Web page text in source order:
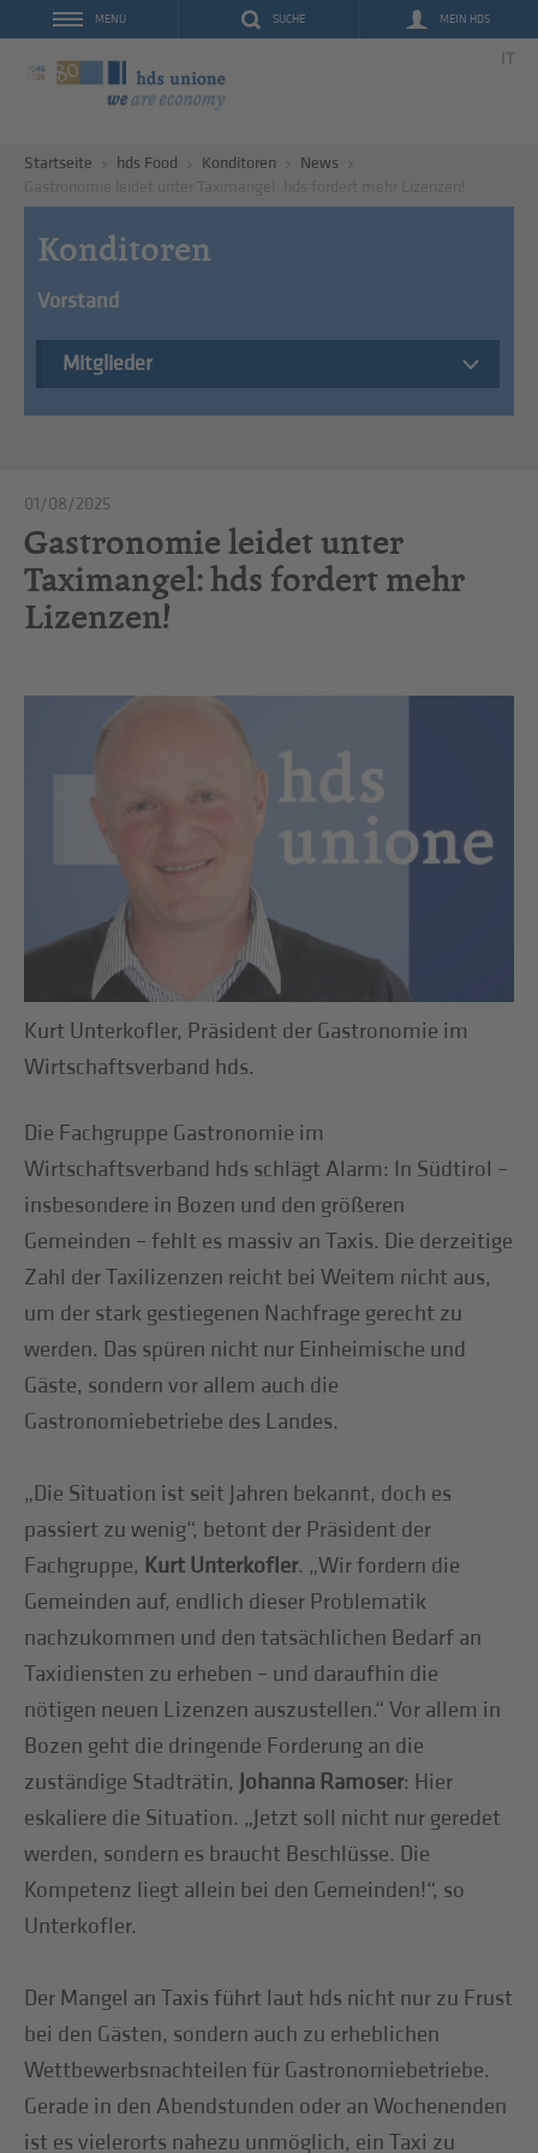
SUCHE MEIN HDS
MENU
IT
Startseite hds Food Konditoren
News
Konditoren
Vorstand
Mitglieder
01/08/2025
Gastronomie leidet unter
Taximangel: hds fordert mehr
Lizenzen!
Kurt Unterkofler, Präsident der Gastronomie im
Wirtschaftsverband hds.
Die Fachgruppe Gastronomie im
Wirtschaftsverband hds schlägt Alarm: In Südtirol –
insbesondere in Bozen und den größeren
Gemeinden – fehlt es massiv an Taxis. Die derzeitige
Zahl der Taxilizenzen reicht bei Weitem nicht aus,
um der stark gestiegenen Nachfrage gerecht zu
werden. Das spüren nicht nur Einheimische und
Gäste, sondern vor allem auch die
Gastronomiebetriebe des Landes.
„Die Situation ist seit Jahren bekannt, doch es
passiert zu wenig“, betont der Präsident der
Fachgruppe, Kurt Unterkofler. „Wir fordern die
Gemeinden auf, endlich dieser Problematik
nachzukommen und den tatsächlichen Bedarf an
Taxidiensten zu erheben – und daraufhin die
nötigen neuen Lizenzen auszustellen.“ Vor allem in
Bozen geht die dringende Forderung an die
zuständige Stadträtin, Johanna Ramoser: Hier
eskaliere die Situation. „Jetzt soll nicht nur geredet
werden, sondern es braucht Beschlüsse. Die
Kompetenz liegt allein bei den Gemeinden!“, so
Unterkofler.
Der Mangel an Taxis führt laut hds nicht nur zu Frust
bei den Gästen, sondern auch zu erheblichen
Wettbewerbsnachteilen für Gastronomiebetriebe.
Gerade in den Abendstunden oder an Wochenenden
ist es vielerorts nahezu unmöglich, ein Taxi zu